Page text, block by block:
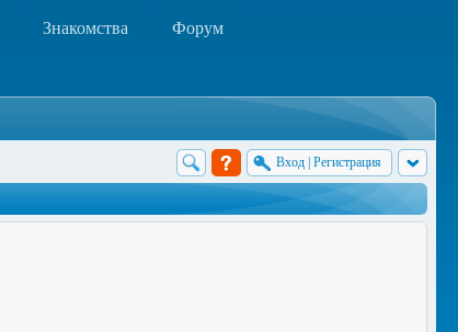
Знакомства Форум
Вход Регистрация